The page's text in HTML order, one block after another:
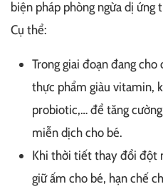
biện pháp phòng ngừa dị
Cụ thể:
Trong giai đoạn đang
thực phẩm giàu vitamin,
probiotic,… để tăng
miễn dịch cho bé.
Khi thời tiết thay đổi đột
giữ ấm cho bé, hạn chế